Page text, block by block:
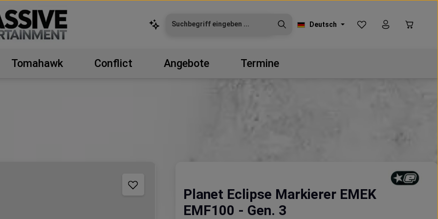
Deutsch
Du hast 0 Produkte
Tomahawk Conflict Angebote Termine
Planet Eclipse Markierer EMEK
EMF100 - Gen. 3